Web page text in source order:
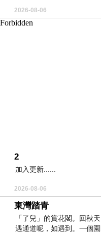
2026-08-06
2
加入更新......
2026-08-06
東灣踏青
「了兒」的賞花閣。回秋
遇通道呢，如遇到。一個